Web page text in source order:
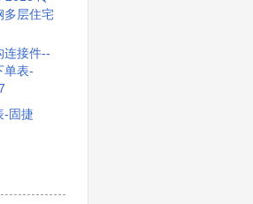
多层住宅
连接件--
单表-
-固捷